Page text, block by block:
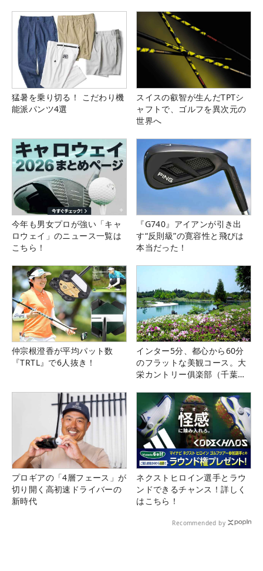
猛暑を乗り切る！ こだわり機
能派パンツ4選
スイスの叡智が生んだTPTシ
ャフトで、ゴルフを異次元の
世界へ
今年も男女プロが強い「キャ
ロウェイ」のニュース一覧は
こちら！
『G740』アイアンが引き出
す“反則級”の寛容性と飛びは
本当だった！
仲宗根澄香が平均パット数
『TRTL』で6人抜き！
インター5分、都心から60分
のフラットな美観コース。大
栄カントリー俱楽部（千葉
プロギアの「4層フェース」が
切り開く高初速ドライバーの
新時代
ネクストヒロイン選手とラウ
ンドできるチャンス！詳しく
はこちら！
Recommended by